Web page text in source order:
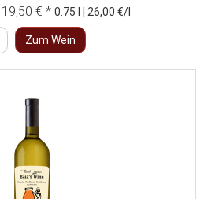
19,50 € * 0.75 l | 26,00 €/l
Zum Wein